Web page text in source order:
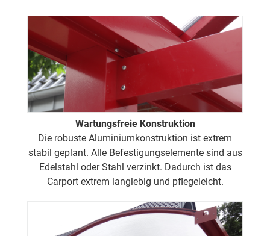
Wartungsfreie Konstruktion
Die robuste Aluminiumkonstruktion ist extrem
stabil geplant. Alle Befestigungselemente sind aus
Edelstahl oder Stahl verzinkt. Dadurch ist das
Carport extrem langlebig und pflegeleicht.